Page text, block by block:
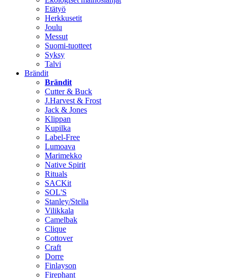
Etätyö
Herkkusetit
Joulu
Messut
Suomi-tuotteet
Syksy
Talvi
Brändit
Brändit
Cutter & Buck
J.Harvest & Frost
Jack & Jones
Klippan
Kupilka
Label-Free
Lumoava
Marimekko
Native Spirit
Rituals
SACKit
SOL'S
Stanley/Stella
Vilikkala
Camelbak
Clique
Cottover
Craft
Dorre
Finlayson
Firephant